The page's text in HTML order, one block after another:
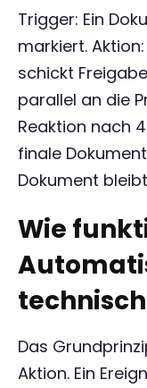
Trigger: Ein
markiert.
schickt
parallel an die
Reaktion nach
finale
Dokument
Wie
Das
Aktion. Ein